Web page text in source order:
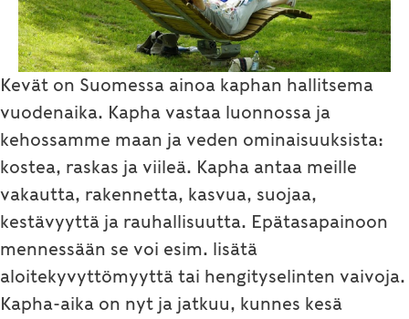
Kevät on Suomessa ainoa kaphan hallitsema
vuodenaika. Kapha vastaa luonnossa ja
kehossamme maan ja veden ominaisuuksista:
kostea, raskas ja viileä. Kapha antaa meille
vakautta, rakennetta, kasvua, suojaa,
kestävyyttä ja rauhallisuutta. Epätasapainoon
mennessään se voi esim. lisätä
aloitekyvyttömyyttä tai hengityselinten vaivoja.
Kapha-aika on nyt ja jatkuu, kunnes kesä